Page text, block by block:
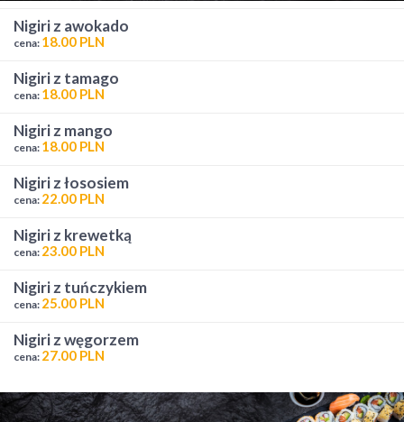
nigiri z awokado
cena: 18.00 PLN
nigiri z tamago
cena: 18.00 PLN
nigiri z mango
cena: 18.00 PLN
nigiri z łososiem
cena: 22.00 PLN
nigiri z krewetką
cena: 23.00 PLN
nigiri z tuńczykiem
cena: 25.00 PLN
nigiri z węgorzem
cena: 27.00 PLN